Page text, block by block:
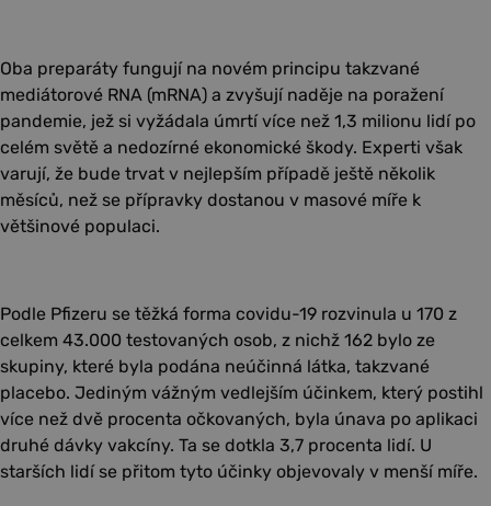
Oba preparáty fungují na novém principu takzvané
mediátorové RNA (mRNA) a zvyšují naděje na poražení
pandemie, jež si vyžádala úmrtí více než 1,3 milionu lidí po
celém světě a nedozírné ekonomické škody. Experti však
varují, že bude trvat v nejlepším případě ještě několik
měsíců, než se přípravky dostanou v masové míře k
většinové populaci.
Podle Pfizeru se těžká forma covidu-19 rozvinula u 170 z
celkem 43.000 testovaných osob, z nichž 162 bylo ze
skupiny, které byla podána neúčinná látka, takzvané
placebo. Jediným vážným vedlejším účinkem, který postihl
více než dvě procenta očkovaných, byla únava po aplikaci
druhé dávky vakcíny. Ta se dotkla 3,7 procenta lidí. U
starších lidí se přitom tyto účinky objevovaly v menší míře.